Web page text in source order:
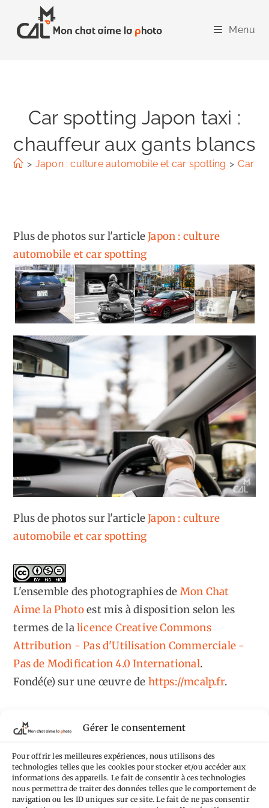
Gérer le consentement
Pour offrir les meilleures expériences, nous utilisons des
technologies telles que les cookies pour stocker et/ou accéder aux
informations des appareils. Le fait de consentir à ces technologies
nous permettra de traiter des données telles que le comportement de
navigation ou les ID uniques sur ce site. Le fait de ne pas consentir
content
Menu
Car spotting Japon taxi :
chauffeur aux gants blancs
> Japon : culture automobile et car spotting > Car
Plus de photos sur l'articleJapon : culture
automobile et car spotting
Plus de photos sur l'articleJapon : culture
automobile et car spotting
L'ensemble des photographiesde Mon Chat
Aime la Photoest mis à disposition selon les
termes de lalicence Creative Commons
Attribution - Pas d'Utilisation Commerciale -
Pas de Modification 4.0 International.
Fondé(e) sur une œuvre de https://mcalp.fr.
Tags
AilleursAimez-vous bordelAllemagne Andorre